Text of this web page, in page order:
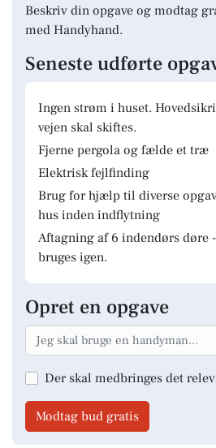
Beskriv din opgave og modtag
med Handyhand.
Seneste udførte
Ingen strøm i huset.
vejen skal skiftes.
Fjerne pergola og fælde et træ
Elektrisk fejlfinding
Brug for hjælp til diverse
hus inden indflytning
Aftagning af 6 indendørs døre
bruges igen.
Opret en opgave
Der skal medbringes det
Modtag bud gratis